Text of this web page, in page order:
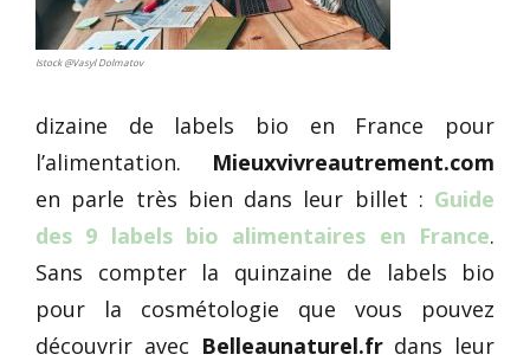
Istock @Vasyl Dolmatov
dizaine de labels bio en France pour
l’alimentation. Mieuxvivreautrement.com
en parle très bien dans leur billet : Guide
des 9 labels bio alimentaires en France.
Sans compter la quinzaine de labels bio
pour la cosmétologie que vous pouvez
découvrir avec Belleaunaturel.frdans leur